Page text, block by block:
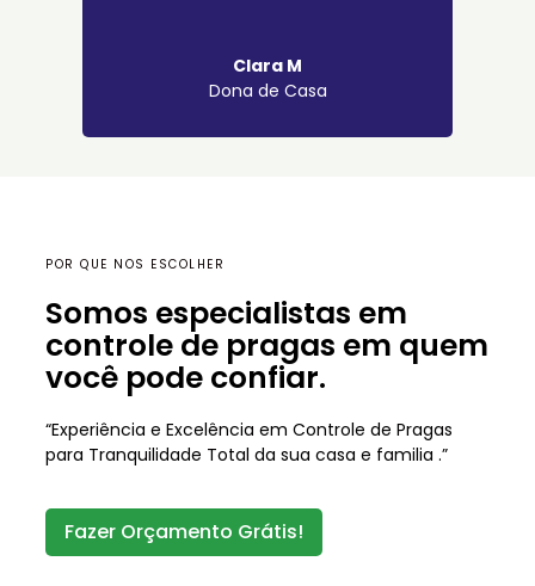
Clara M
Dona de Casa
POR QUE NOS ESCOLHER
Somos especialistas em
controle de pragas em quem
você pode confiar.
“Experiência e Excelência em Controle de Pragas
para Tranquilidade Total da sua casa e familia .”
Fazer Orçamento Grátis!